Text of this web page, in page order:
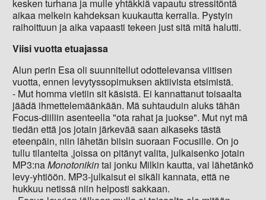
kesken turhana ja mulle yhtäkkiä vapautu stressitöntä
aikaa melkein kahdeksan kuukautta kerralla. Pystyin
raihoittuun ja aika vapaasti tekeen just sitä mitä halutti.
Viisi vuotta etuajassa
Alun perin Esa oli suunnitellut odottelevansa viitisen
vuotta, ennen levytyssopimuksen aktiivista etsimistä.
- Mut homma vietiin sit käsistä. Ei kannattanut toisaalta
jäädä ihmettelemäänkään. Mä suhtauduin aluks tähän
Focus-diiliin asenteella "ota rahat ja juokse". Mut nyt mä
tiedän että jos jotain järkevää saan aikaseks tästä
eteenpäin, niin lähetän biisin suoraan Focusille. On jo
tullu tilanteita ,joissa on pitänyt valita, julkaisenko jotain
MP3:naMonotonikintai jonku Milkin kautta, vai lähetänkö
levy-yhtiöön. MP3-julkaisut ei sikäli kannata, että ne
hukkuu netissä niin helposti sakkaan.